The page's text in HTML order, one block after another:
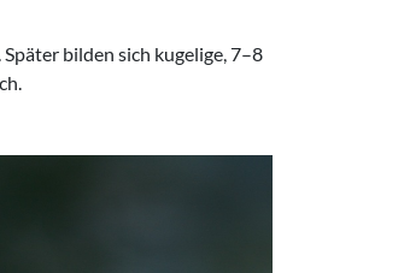
bilden sich kugelige, 7–8